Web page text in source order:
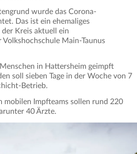
wurde das Corona-
Das ist ein ehemaliges
der Kreis aktuell ein
Main-Taunus
in Hattersheim geimpft
soll sieben Tage in der Woche von 7
Betrieb.
mobilen Impfteams sollen rund 220
40 Ärzte.